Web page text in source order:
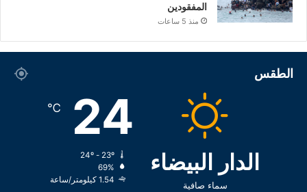
المفقودين
منذ 5 ساعات
الطقس
الدار البيضاء
سماء صافية
24
℃
69%
1.54 كيلومتر/ساعة